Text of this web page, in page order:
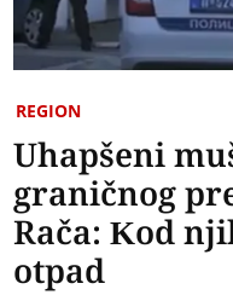
REGION
Uhapšeni
graničnog
Rača: Kod
otpad